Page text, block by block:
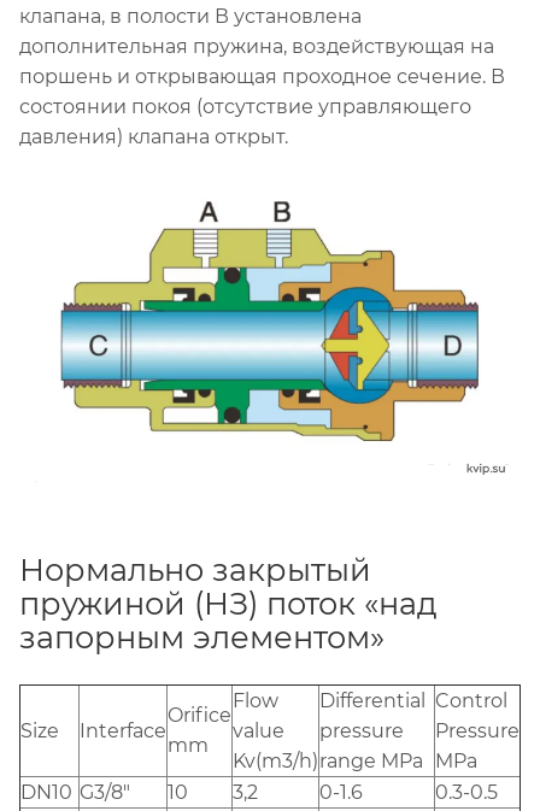
клапана, в полости В установлена
дополнительная пружина, воздействующая на
поршень и открывающая проходное сечение. В
состоянии покоя (отсутствие управляющего
давления) клапана открыт.
Нормально закрытый
пружиной (НЗ) поток «над
запорным элементом»
Size Interface
Orifice
mm
Flow
value
Kv(m3/h)
Differential
pressure
range MPa
Control
Pressure
MPa
DN10 G3/8" 10 3,2 0-1.6
0.3-0.5